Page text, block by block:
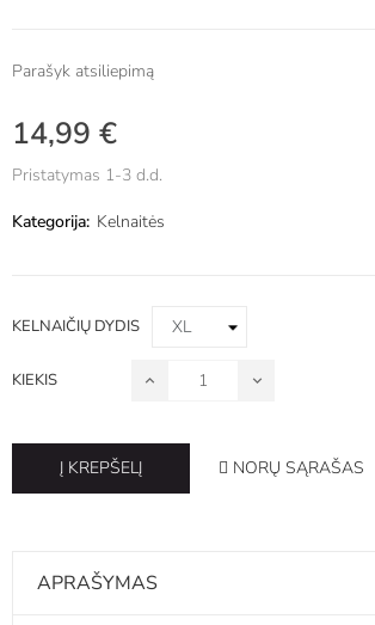
Parašyk atsiliepimą
14,99 €
Pristatymas 1-3 d.d.
Kategorija: Kelnaitės
KELNAIČIŲ DYDIS
KIEKIS
Į KREPŠELĮ NORŲ SĄRAŠAS
APRAŠYMAS